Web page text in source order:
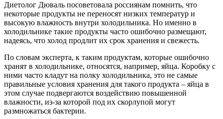
Диетолог Дюваль посоветовала россиянам помнить, что
некоторые продукты не переносят низких температур и
высокую влажность внутри холодильника. Но именно в
холодильнике такие продукты часто ошибочно размещают,
надеясь, что холод продлит их срок хранения и свежесть.
По словам эксперта, к таким продуктам, которые ошибочно
хранят в холодильнике, относятся, например, яйца. Коробку с
ними часто кладут на полку холодильника, это не самые
правильные условия хранения для такого продукта – яйца в
этом случае подвергаются воздействию повышенной
влажности, из-за которой под их скорлупой могут
размножаться бактерии.